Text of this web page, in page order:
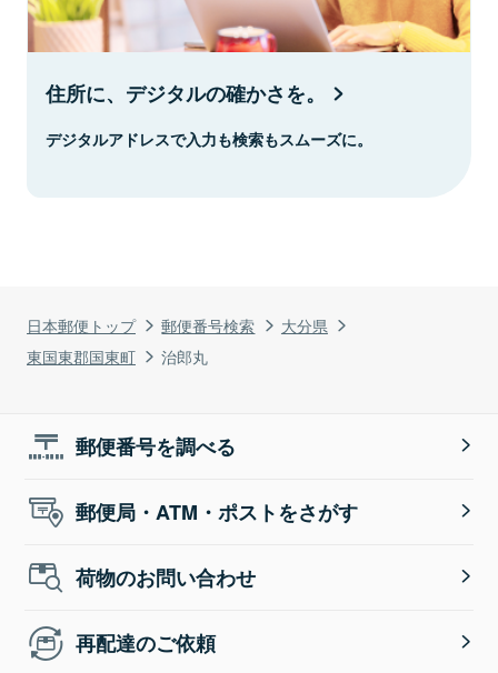
日本郵便トップ 郵便番号検索
大分県
東国東郡国東町
治郎丸
住所に、デジタルの確かさを。
デジタルアドレスで入力も検索もスムーズに。
郵便番号を調べる
郵便局・ATM・ポストをさがす
荷物のお問い合わせ
再配達のご依頼